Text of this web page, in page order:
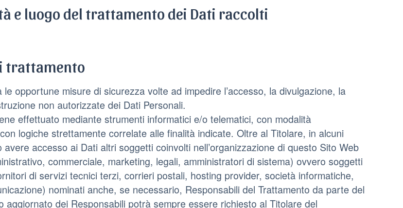
e luogo del trattamento dei Dati raccolti
trattamento
le opportune misure di sicurezza volte ad impedire l’accesso, la divulgazione, la
non autorizzate dei Dati Personali.
effettuato mediante strumenti informatici e/o telematici, con modalità
logiche strettamente correlate alle finalità indicate. Oltre al Titolare, in alcuni
accesso ai Dati altri soggetti coinvolti nell’organizzazione di questo Sito Web
commerciale, marketing, legali, amministratori di sistema) ovvero soggetti
di servizi tecnici terzi, corrieri postali, hosting provider, società informatiche,
nominati anche, se necessario, Responsabili del Trattamento da parte del
aggiornato dei Responsabili potrà sempre essere richiesto al Titolare del